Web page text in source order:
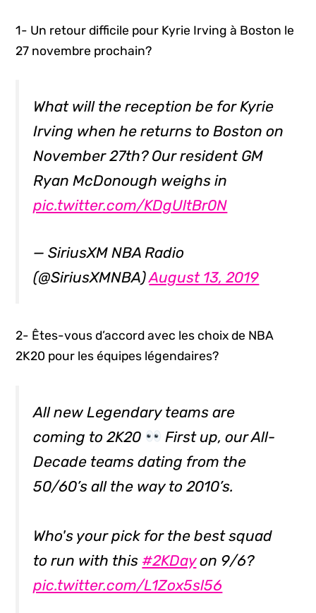
1- Un retour difficile pour Kyrie Irving à Boston le
27 novembre prochain?
What will the reception be for Kyrie
Irving when he returns to Boston on
November 27th? Our resident GM
Ryan McDonough weighs in
pic.twitter.com/KDgUltBr0N
— SiriusXM NBA Radio
(@SiriusXMNBA)August 13, 2019
2- Êtes-vous d’accord avec les choix de NBA
2K20 pour les équipes légendaires?
All new Legendary teams are
coming to 2K20
First up, our All-
Decade teams dating from the
50/60’s all the way to 2010’s.
Who's your pick for the best squad
to run with this #2KDayon 9/6?
pic.twitter.com/L1Zox5sl56